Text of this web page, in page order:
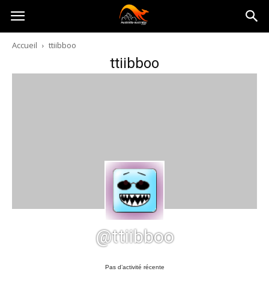
Australia-
australie.com
Accueil ttiibboo
ttiibboo
@ttiibboo
Pas d’activité récente